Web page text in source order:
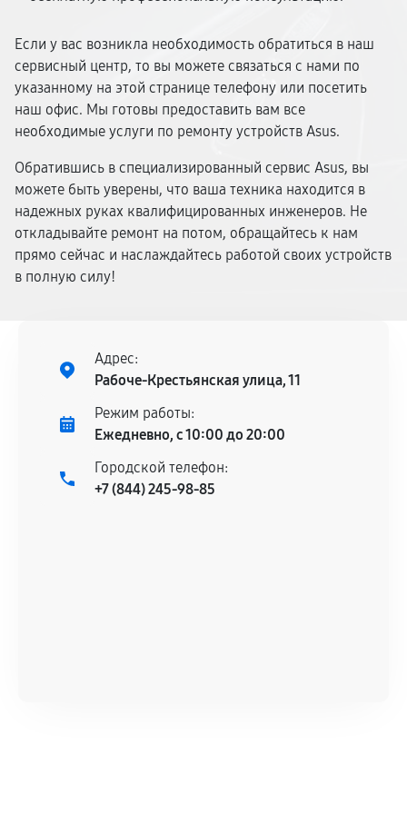
Если у вас возникла необходимость обратиться в наш
сервисный центр, то вы можете связаться с нами по
указанному на этой странице телефону или посетить
наш офис. Мы готовы предоставить вам все
необходимые услуги по ремонту устройств Asus.
Обратившись в специализированный сервис Asus, вы
можете быть уверены, что ваша техника находится в
надежных руках квалифицированных инженеров. Не
откладывайте ремонт на потом, обращайтесь к нам
прямо сейчас и наслаждайтесь работой своих устройств
в полную силу!
Адрес:
Рабоче-Крестьянская улица, 11
Режим работы:
Ежедневно, с 10:00 до 20:00
Городской телефон:
+7 (844) 245-98-85